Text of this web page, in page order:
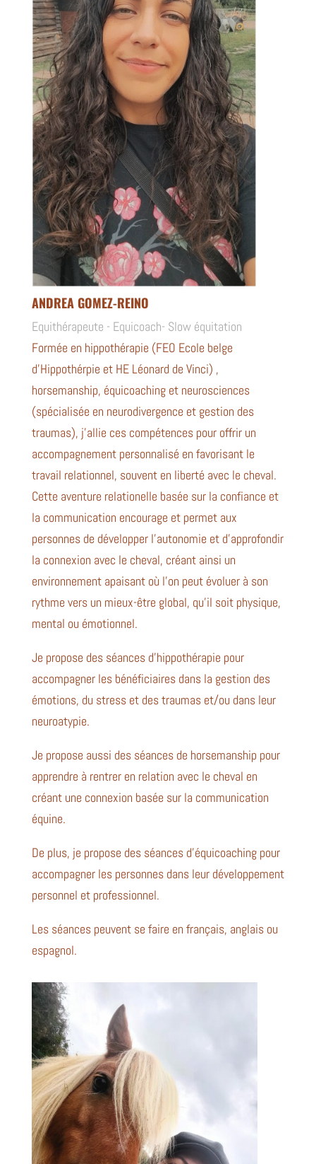
ANDREA GOMEZ-REINO
Equithérapeute - Equicoach- Slow équitation
Formée en hippothérapie (FEO Ecole belge
d’Hippothérpie et HE Léonard de Vinci) ,
horsemanship, équicoaching et neurosciences
(spécialisée en neurodivergence et gestion des
traumas), j’allie ces compétences pour offrir un
accompagnement personnalisé en favorisant le
travail relationnel, souvent en liberté avec le cheval.
Cette aventure relationelle basée sur la confiance et
la communication encourage et permet aux
personnes de développer l’autonomie et d’approfondir
la connexion avec le cheval, créant ainsi un
environnement apaisant où l’on peut évoluer à son
rythme vers un mieux-être global, qu’il soit physique,
mental ou émotionnel.
Je propose des séances d’hippothérapie pour
accompagner les bénéficiaires dans la gestion des
émotions, du stress et des traumas et/ou dans leur
neuroatypie.
Je propose aussi des séances de horsemanship pour
apprendre à rentrer en relation avec le cheval en
créant une connexion basée sur la communication
équine.
De plus, je propose des séances d’équicoaching pour
accompagner les personnes dans leur développement
personnel et professionnel.
Les séances peuvent se faire en français, anglais ou
espagnol.